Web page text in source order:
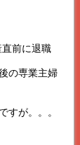
前に退職
の専業主婦
すが。。。